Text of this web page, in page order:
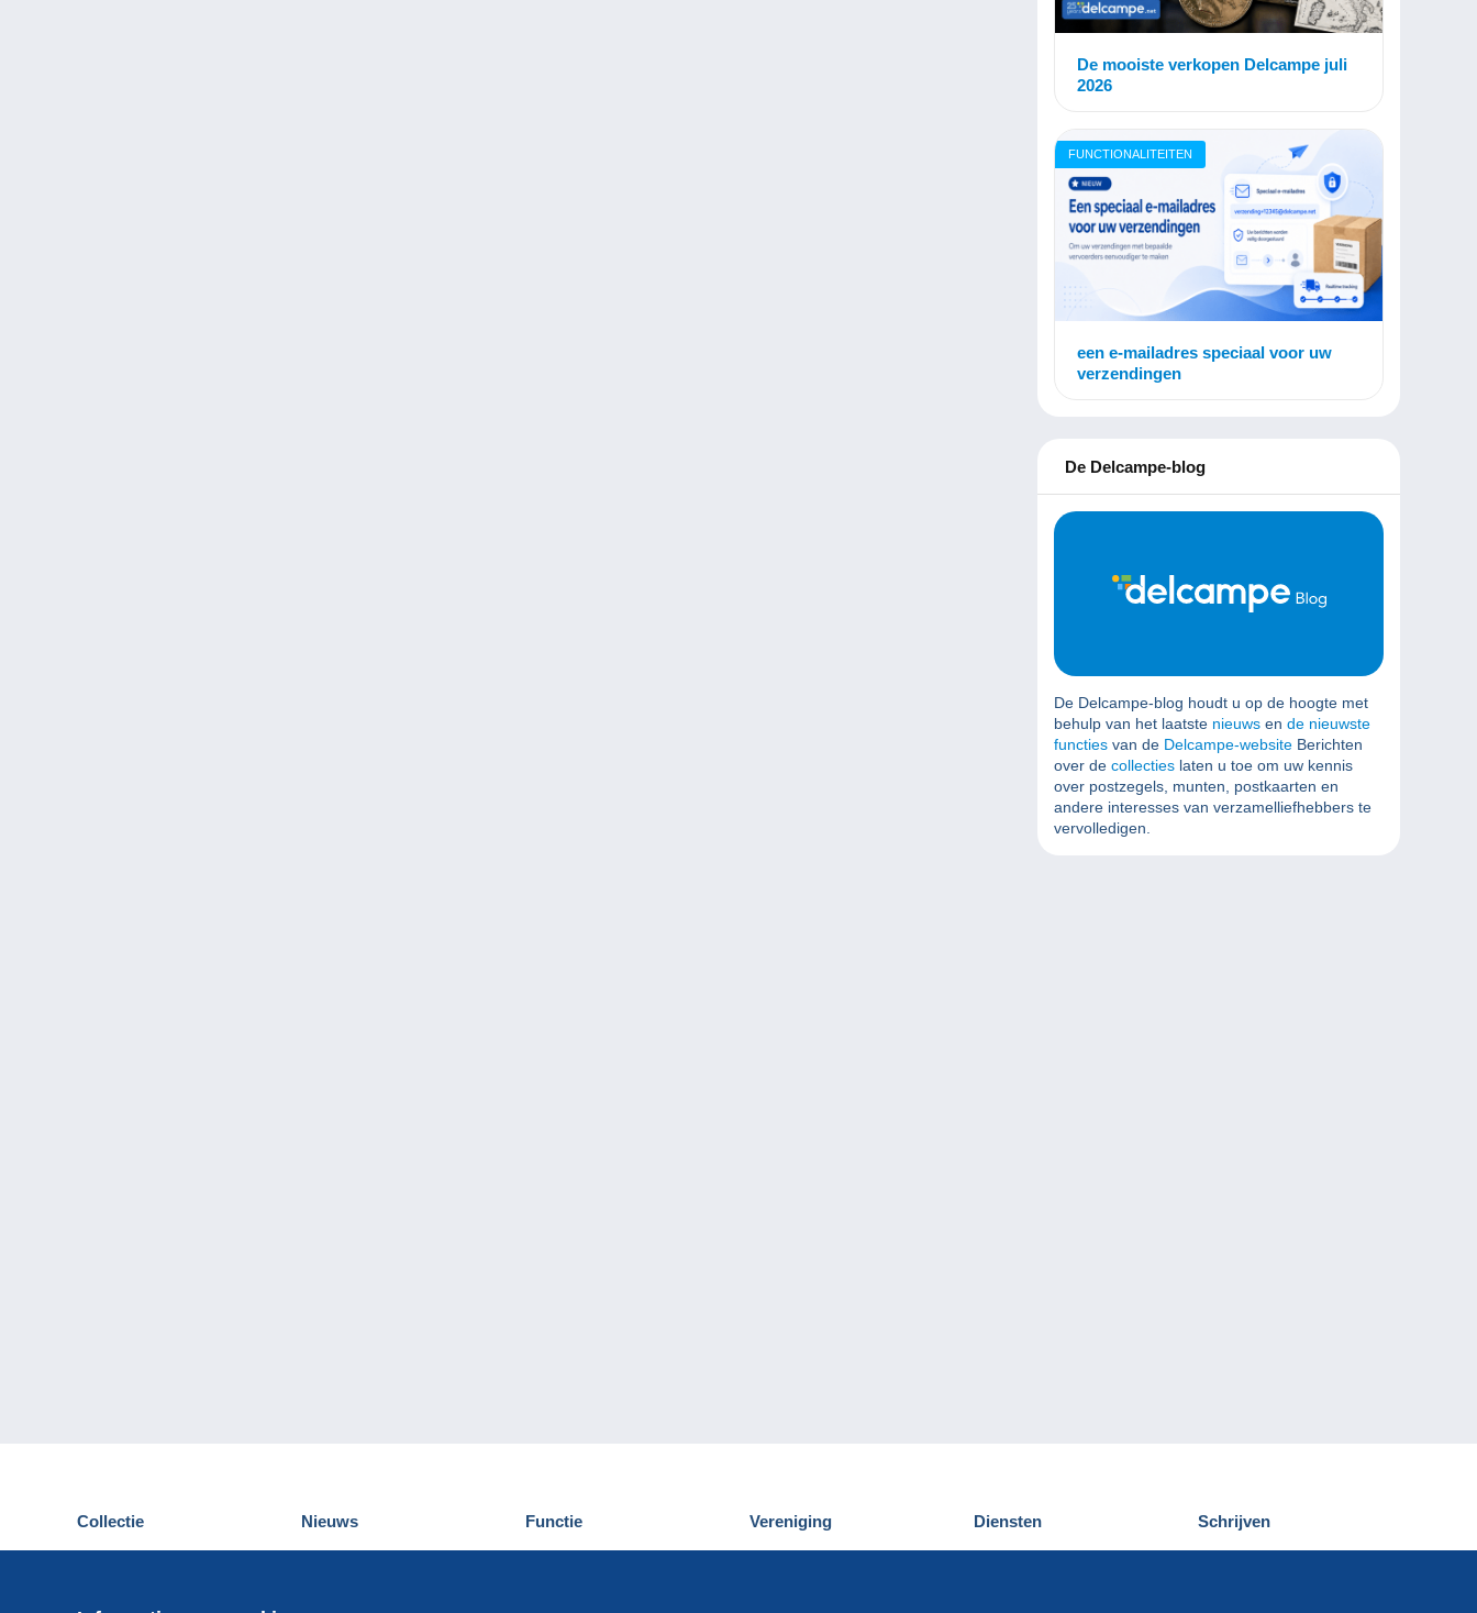
De mooiste verkopen Delcampe juli
2026
FUNCTIONALITEITEN
een e-mailadres speciaal voor uw
verzendingen
De Delcampe-blog
De Delcampe-blog houdt u op de hoogte met
behulp van het laatste nieuws en de nieuwste
functies van de Delcampe-website Berichten
over de collecties laten u toe om uw kennis
over postzegels, munten, postkaarten en
andere interesses van verzamelliefhebbers te
vervolledigen.
Collectie
Postkaarten
Nieuws
Delcampe Evenementen
Functie
Nieuwigheden
Vereniging
Wie zijn wij
Diensten
Delcampe ontdekken
Schrijven